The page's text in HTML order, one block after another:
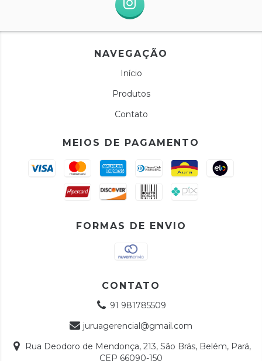
NAVEGAÇÃO
Início
Produtos
Contato
MEIOS DE PAGAMENTO
FORMAS DE ENVIO
CONTATO
91 981785509
juruagerencial@gmail.com
Rua Deodoro de Mendonça, 213, São Brás, Belém, Pará,
CEP 66090-150